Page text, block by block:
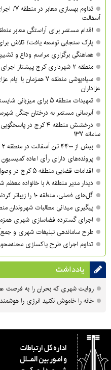
تداوم
آسفالت
اقدام مستمر برای آراستگی معابر منطقه ۷ انجام
پارک سنجابی توسعه یافت/ تلاش
هماهنگی برگزاری مراسم وداع و تشییع
منطقه ۲ شهرداری کرج پیشتاز اجرای قانون حدنگار در میان مناطق شد
سیاه‌پوشی منطقه ۷
عزاداران
تمهیدات منطقه ۵ برای میزبانی شایسته از زائران مراسم وداع با رهبر شهید
آبرسانی مستمر به درختان جنگل شهرستانی منطقه ۱۰
درخشش منطقه ۴ کرج
سامانه ۱۳۷
بیش از ۴۴۰۰ تن آسفالت در منطقه ۲ کرج توزیع شد
پرونده‌های دارای رأی اعاده کمیسیون ماده ۱۰۰ تعیین
اقدامات قضایی منطقه ۵ کرج در وصول چک‌های برگشتی
دیدار مدیر منطقه ۸ با خانواده معظم شهید جواد ایزدی
گل‌های فصلی، منطقه ۱۰ را زیباتر کردند
پیگیری میدانی مطالبات شهروندان منطقه ۱ در دستور کار
اجرای گسترده فضاسازی شهری
طرح ساماندهی تبلیغات شهری و جمع‌آوری
تداوم اجرای طرح پاکسازی محله‌محور در
یادداشت
روایت شهری که بحران را به فرصت
خانه را خاموش نکنید انرژی را